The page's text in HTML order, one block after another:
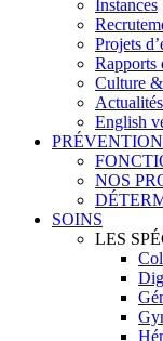
Instances
Projets
Rapports
Culture
English
PRÉVENTION
NOS
SOINS
LES